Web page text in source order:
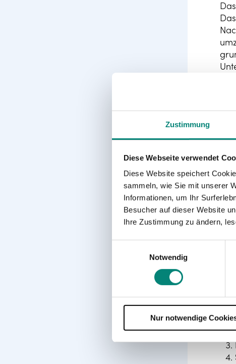
Zustimmung
Diese Webseite verwendet
Diese Website speichert
sammeln, wie Sie mit unserer
Informationen, um Ihr
Besucher auf dieser Website
Ihre Zustimmung zu ändern,
Notwendig
Nur notwendige
In